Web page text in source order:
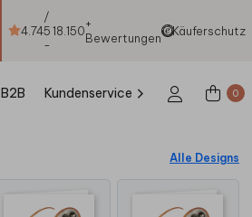
4.74
/
5
-
18.150+
Bewertungen
Käuferschutz
B2B Kundenservice 0
Alle Designs